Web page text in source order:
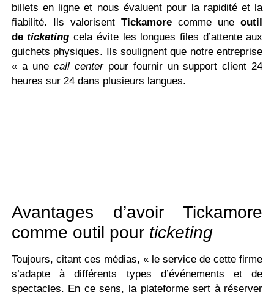
billets en ligne et nous évaluent pour la rapidité et la
fiabilité. Ils valorisent Tickamore comme uneoutil
deticketing cela évite les longues files d’attente aux
guichets physiques. Ils soulignent que notre entreprise
« a une call centerpour fournir un support client 24
heures sur 24 dans plusieurs langues.
Avantages d’avoir Tickamore
comme outil pour ticketing
Toujours, citant ces médias, « le service de cette firme
s’adapte à différents types d’événements et de
spectacles. En ce sens, la plateforme sert à réserver